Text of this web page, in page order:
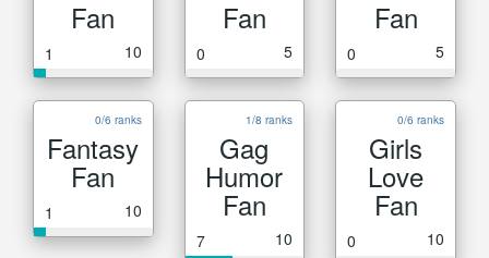
Fan
1 10
Fan
0 5
Fan
0 5
0/6 ranks
Fantasy
Fan
1 10
1/8 ranks
Gag
Humor
Fan
7 10
0/6 ranks
Girls
Love
Fan
0 10